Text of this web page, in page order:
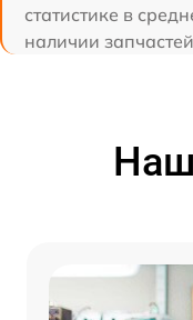
статистике в
наличии